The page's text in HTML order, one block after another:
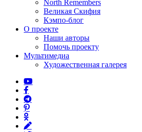
North Remembers
Великая Скифия
Кэмпо-блог
О проекте
Наши авторы
Помочь проекту
Мультимедиа
Художественная галерея